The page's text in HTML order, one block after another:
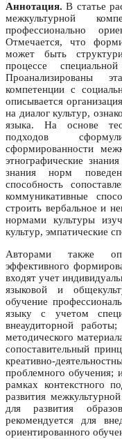
Аннотация. В статье
межкультурной
профессионально
Отмечается, что
может быть
процессе
Проанализированы
компетенции с
описывается
на диалог культур,
языка. На основе
подходов
сформированности
этнографические
знания норм
способность
коммуникативные
строить вербальное и
нормами культуры
культур, эмпатические
Авторами также
эффективного
входят учет
языковой и
обучение
языку с учетом
внеаудиторной
методического
сопоставительный
креативно-
проблемного обучения;
рамках контекстного
развития
для развития
рекомендуется для
ориентированного